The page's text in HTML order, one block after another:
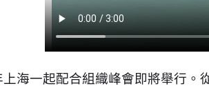
上海一起配合組織峰會即將舉行。